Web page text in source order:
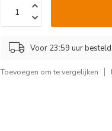
Voor 23:59 uur
Toevoegen om te vergelijken